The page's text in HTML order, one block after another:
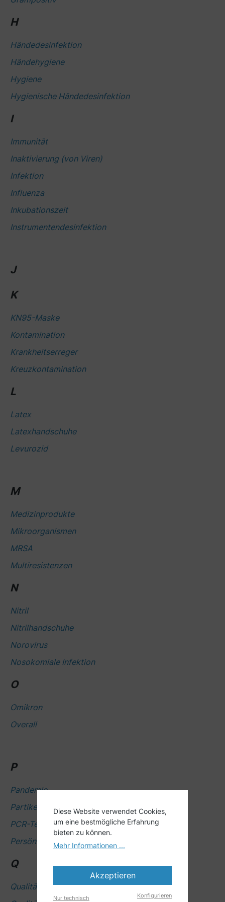
H
Händedesinfektion
Händehygiene
Hygiene
Hygienische Händedesinfektion
I
Immunität
Inaktivierung (von Viren)
Infektion
Influenza
Inkubationszeit
Instrumentendesinfektion
J
K
KN95-Maske
Kontamination
Krankheitserreger
Kreuzkontamination
L
Latex
Latexhandschuhe
Levurozid
M
Medizinprodukte
Mikroorganismen
MRSA
Multiresistenzen
N
Nitril
Nitrilhandschuhe
Norovirus
Nosokomiale Infektion
O
Omikron
Overall
P
Pandemie
Partikelfilter
PCR-Test
Persönliche Schutzausrüstung (PSA)
Q
Qualitätskontrolle
Diese Website verwendet Cookies,
um eine bestmögliche Erfahrung
bieten zu können.
Mehr Informationen ...
Akzeptieren
Nur technisch
Konfigurieren